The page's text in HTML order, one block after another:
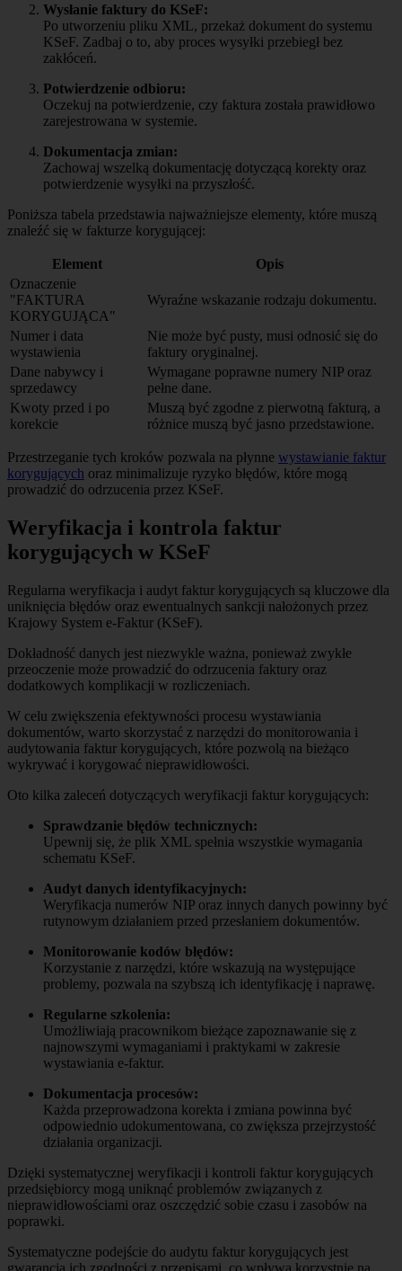
Wysłanie faktury do KSeF:
Po utworzeniu pliku XML, przekaż dokument do systemu
KSeF. Zadbaj o to, aby proces wysyłki przebiegł bez
zakłóceń.
Potwierdzenie odbioru:
Oczekuj na potwierdzenie, czy faktura została prawidłowo
zarejestrowana w systemie.
Dokumentacja zmian:
Zachowaj wszelką dokumentację dotyczącą korekty oraz
potwierdzenie wysyłki na przyszłość.
Poniższa tabela przedstawia najważniejsze elementy, które muszą
znaleźć się w fakturze korygującej:
Element
Opis
Oznaczenie
"FAKTURA
KORYGUJĄCA"
Wyraźne wskazanie rodzaju dokumentu.
Numer i data
wystawienia
Nie może być pusty, musi odnosić się do
faktury oryginalnej.
Dane nabywcy i
sprzedawcy
Wymagane poprawne numery NIP oraz
pełne dane.
Kwoty przed i po
korekcie
Muszą być zgodne z pierwotną fakturą, a
różnice muszą być jasno przedstawione.
Przestrzeganie tych kroków pozwala na płynne wystawianie faktur
korygujących oraz minimalizuje ryzyko błędów, które mogą
prowadzić do odrzucenia przez KSeF.
Weryfikacja i kontrola faktur
korygujących w KSeF
Regularna weryfikacja i audyt faktur korygujących są kluczowe dla
uniknięcia błędów oraz ewentualnych sankcji nałożonych przez
Krajowy System e-Faktur (KSeF).
Dokładność danych jest niezwykle ważna, ponieważ zwykłe
przeoczenie może prowadzić do odrzucenia faktury oraz
dodatkowych komplikacji w rozliczeniach.
W celu zwiększenia efektywności procesu wystawiania
dokumentów, warto skorzystać z narzędzi do monitorowania i
audytowania faktur korygujących, które pozwolą na bieżąco
wykrywać i korygować nieprawidłowości.
Oto kilka zaleceń dotyczących weryfikacji faktur korygujących:
Sprawdzanie błędów technicznych:
Upewnij się, że plik XML spełnia wszystkie wymagania
schematu KSeF.
Audyt danych identyfikacyjnych:
Weryfikacja numerów NIP oraz innych danych powinny być
rutynowym działaniem przed przesłaniem dokumentów.
Monitorowanie kodów błędów:
Korzystanie z narzędzi, które wskazują na występujące
problemy, pozwala na szybszą ich identyfikację i naprawę.
Regularne szkolenia:
Umożliwiają pracownikom bieżące zapoznawanie się z
najnowszymi wymaganiami i praktykami w zakresie
wystawiania e-faktur.
Dokumentacja procesów:
Każda przeprowadzona korekta i zmiana powinna być
odpowiednio udokumentowana, co zwiększa przejrzystość
działania organizacji.
Dzięki systematycznej weryfikacji i kontroli faktur korygujących
przedsiębiorcy mogą uniknąć problemów związanych z
nieprawidłowościami oraz oszczędzić sobie czasu i zasobów na
poprawki.
Systematyczne podejście do audytu faktur korygujących jest
gwarancją ich zgodności z przepisami, co wpływa korzystnie na